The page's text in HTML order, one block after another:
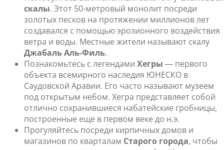
скалы. Этот 50-метровый монолит посреди
золотых песков на протяжении миллионов лет
создавался с помощью эрозионного воздействия
ветра и воды. Местные жители называют скалу
Джабаль Аль-Филь.
Познакомьтесь с легендами Хегры ― первого
объекта всемирного наследия ЮНЕСКО в
Саудовской Аравии. Его часто называют музеем
под открытым небом. Хегра представляет собой
отлично сохранившиеся набатейские гробницы,
построенные еще в первом веке до н.э.
Прогуляйтесь посреди кирпичных домов и
магазинов по кварталам Старого города, чтобы